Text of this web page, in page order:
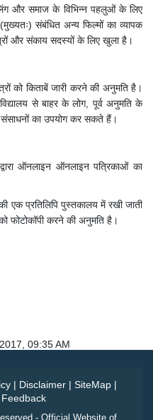
और समाज के विभिन्न पहलुओं के लिए
संबंधित अन्य फिल्मों का व्यापक
और संकाय सदस्यों के लिए खुला है।
को किताबें जारी करने की अनुमति है।
से बाहर के लोग, पूर्व अनुमति के
का उपयोग कर सकते हैं।
ऑनलाइन ऑनलाइन पत्रिकाओं का
एक प्रतिलिपि पुस्तकालय में रखी जाती
फोटोकॉपी करने की अनुमति है।
09:35 AM
| Disclaimer | SiteMap |
Feedback
- Official Website of